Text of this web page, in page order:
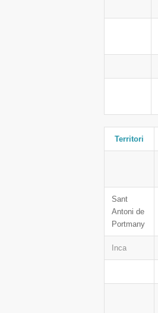
Territori
Sant
Antoni de
Portmany
Inca